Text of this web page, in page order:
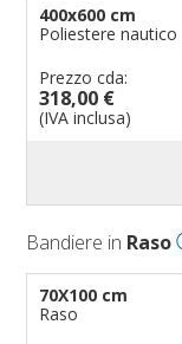
400x600 cm
Poliestere nautico
Prezzo cda:
318,00 €
(IVA inclusa)
Bandiere in Raso
70X100 cm
Raso